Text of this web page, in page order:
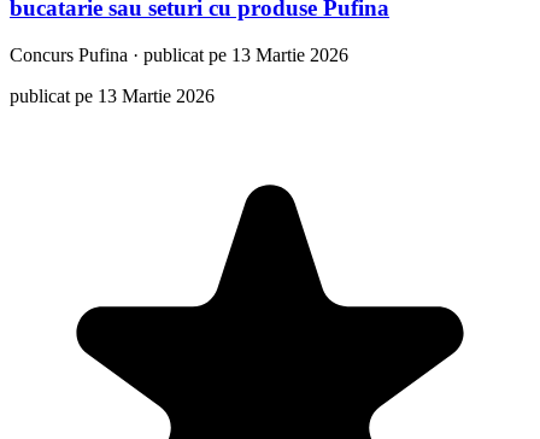
bucatarie sau seturi cu produse Pufina
Concurs Pufina · publicat pe 13 Martie 2026
publicat pe 13 Martie 2026